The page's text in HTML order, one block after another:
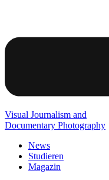
Visual Journalism and
Documentary Photography
News
Studieren
Magazin